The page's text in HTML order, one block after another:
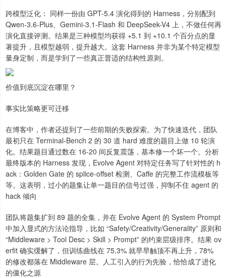
跨模型泛化： 同样一份由 GPT-5.4 演化得到的 Harness，分别配到
Qwen-3.6-Plus、Gemini-3.1-Flash 和 DeepSeek-V4 上，不做任何再
演化直接评测。结果是三种模型均获得 +5.1 到 +10.1 个百分点的显
著提升，且模型越弱，提升越大。这套 Harness 并非为某个特定模型
量身定制，而是学到了一些真正普适的结构性原则。
价值到底沉淀在哪里？
事实比策略更可迁移
在博客中，作者还提到了一些前期的失败探索。为了快速迭代，团队
最初只在 Terminal-Bench 2 的 30 道 hard 难度的题目上做 10 轮演
化。结果题目通过数在 16-20 间反复震荡，基本修一个坏一个。分析
最终版本的 Harness 发现，Evolve Agent 对特定任务写了针对性的 h
ack：Golden Gate 的 splice-offset 检测、Caffe 的完整工作流模板等
等。这表明，过小的题集让单一题目的信号过强，抑制不住 agent 的
hack 倾向
团队将题集扩到 89 题的全集，并在 Evolve Agent 的 System Prompt
中加入显式的方法论指导，比如 “Safety/Creativity/Generality” 原则和
“Middleware > Tool Desc > Skill > Prompt” 的约束层级排序。结果 ov
erfit 确实缓解了，但训练曲线在 75.3% 就早早触顶不再上升，78%
的修改都落在 Middleware 层。人工引入的行为先验，恰恰成了进化
的僵化之源